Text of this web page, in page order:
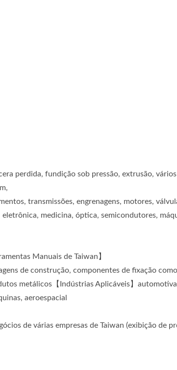
perdida, fundição sob pressão, extrusão, vários
transmissões, engrenagens, motores,
medicina, óptica, semicondutores,
Manuais de Taiwan】
de construção, componentes de fixação como
metálicos【Indústrias Aplicáveis】
aeroespacial
de várias empresas de Taiwan (exibição de